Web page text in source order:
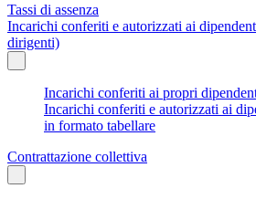
Tassi di assenza
Incarichi conferiti e autorizzati ai
dirigenti)
Incarichi conferiti ai propri
Incarichi conferiti e autorizzati ai
in formato tabellare
Contrattazione collettiva